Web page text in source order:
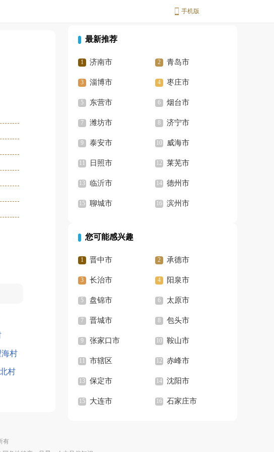
手机版
海村
村
最新推荐
济南市 青岛市
淄博市 枣庄市
东营市 烟台市
潍坊市 济宁市
泰安市 威海市
日照市 莱芜市
临沂市 德州市
聊城市 滨州市
您可能感兴趣
晋中市 承德市
长治市 阳泉市
盘锦市 太原市
晋城市 包头市
张家口市 鞍山市
市辖区 赤峰市
保定市 沈阳市
大连市 石家庄市
有